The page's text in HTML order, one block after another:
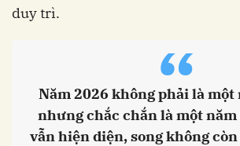
duy trì.
“
Năm 2026 không phải là một
nhưng chắc chắn là một năm
vẫn hiện diện, song không